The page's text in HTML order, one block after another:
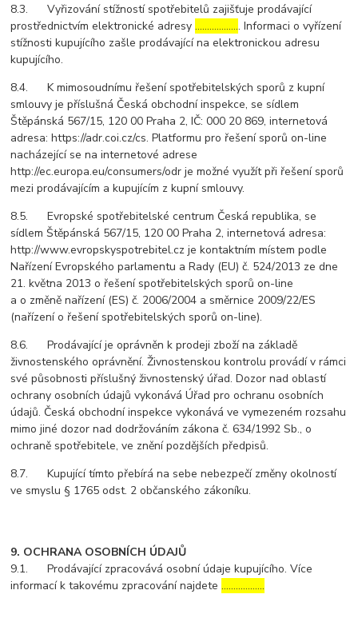
8.3. Vyřizování stížností spotřebitelů zajišťuje prodávající
prostřednictvím elektronické adresy………………. Informaci o vyřízení
stížnosti kupujícího zašle prodávající na elektronickou adresu
kupujícího.
8.4. K mimosoudnímu řešení spotřebitelských sporů z kupní
smlouvy je příslušná Česká obchodní inspekce, se sídlem
Štěpánská 567/15, 120 00 Praha 2, IČ: 000 20 869, internetová
adresa: https://adr.coi.cz/cs. Platformu pro řešení sporů on-line
nacházející se na internetové adrese
http://ec.europa.eu/consumers/odr je možné využít při řešení sporů
mezi prodávajícím a kupujícím z kupní smlouvy.
8.5. Evropské spotřebitelské centrum Česká republika, se
sídlem Štěpánská 567/15, 120 00 Praha 2, internetová adresa:
http://www.evropskyspotrebitel.cz je kontaktním místem podle
Nařízení Evropského parlamentu a Rady (EU) č. 524/2013 ze dne
21. května 2013 o řešení spotřebitelských sporů on-line
a o změně nařízení (ES) č. 2006/2004 a směrnice 2009/22/ES
(nařízení o řešení spotřebitelských sporů on-line).
8.6. Prodávající je oprávněn k prodeji zboží na základě
živnostenského oprávnění. Živnostenskou kontrolu provádí v rámci
své působnosti příslušný živnostenský úřad. Dozor nad oblastí
ochrany osobních údajů vykonává Úřad pro ochranu osobních
údajů. Česká obchodní inspekce vykonává ve vymezeném rozsahu
mimo jiné dozor nad dodržováním zákona č. 634/1992 Sb., o
ochraně spotřebitele, ve znění pozdějších předpisů.
8.7. Kupující tímto přebírá na sebe nebezpečí změny okolností
ve smyslu § 1765 odst. 2 občanského zákoníku.
9. OCHRANA OSOBNÍCH ÚDAJŮ
9.1. Prodávající zpracovává osobní údaje kupujícího. Více
informací k takovému zpracování najdete………………